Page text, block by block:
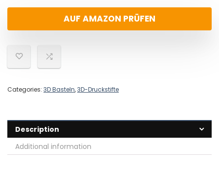
AUF AMAZON PRÜFEN
Categories: 3D Basteln,3D-Druckstifte
Description
Additional information